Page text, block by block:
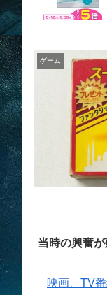
ゲーム
当時の興奮
映画、TV